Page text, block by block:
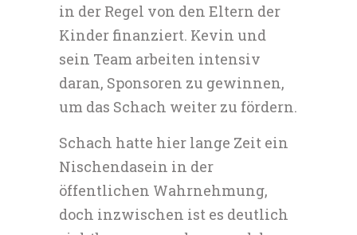
in der Regel von den Eltern der
Kinder finanziert. Kevin und
sein Team arbeiten intensiv
daran, Sponsoren zu gewinnen,
um das Schach weiter zu fördern.
Schach hatte hier lange Zeit ein
Nischendasein in der
öffentlichen Wahrnehmung,
doch inzwischen ist es deutlich